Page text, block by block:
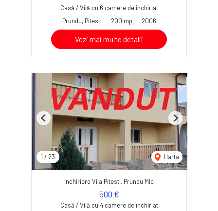
Casă / Vilă cu 6 camere de închiriat
Prundu, Pitesti
200 mp 2006
Vezi mai multe detalii
1 / 23 Harta
Previous Next
Inchiriere Vila Pitesti, Prundu Mic
500 €
Casă / Vilă cu 4 camere de închiriat